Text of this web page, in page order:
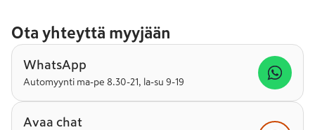
Ota yhteyttä myyjään
WhatsApp
Automyynti ma-pe 8.30-21, la-su 9-19
Avaa chat